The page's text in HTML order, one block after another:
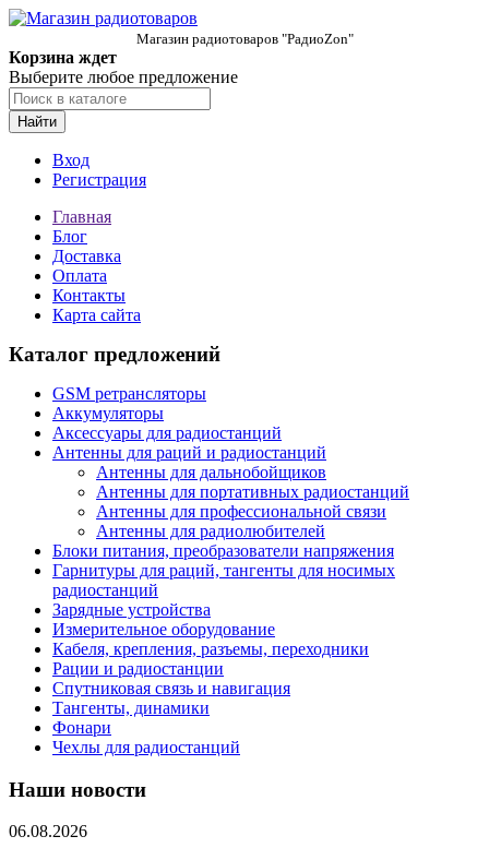
Магазин радиотоваров "РадиоZon"
Корзина ждет
Выберите любое предложение
Найти
Вход
Регистрация
Главная
Блог
Доставка
Оплата
Контакты
Карта сайта
Каталог предложений
GSM ретрансляторы
Аккумуляторы
Аксессуары для радиостанций
Антенны для раций и радиостанций
Антенны для дальнобойщиков
Антенны для портативных радиостанций
Антенны для профессиональной связи
Антенны для радиолюбителей
Блоки питания, преобразователи напряжения
Гарнитуры для раций, тангенты для носимых
радиостанций
Зарядные устройства
Измерительное оборудование
Кабеля, крепления, разъемы, переходники
Рации и радиостанции
Спутниковая связь и навигация
Тангенты, динамики
Фонари
Чехлы для радиостанций
Наши новости
06.08.2026